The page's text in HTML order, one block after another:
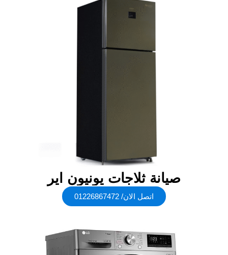
صيانة ثلاجات يونيون اير
اتصل الان/ 01226867472